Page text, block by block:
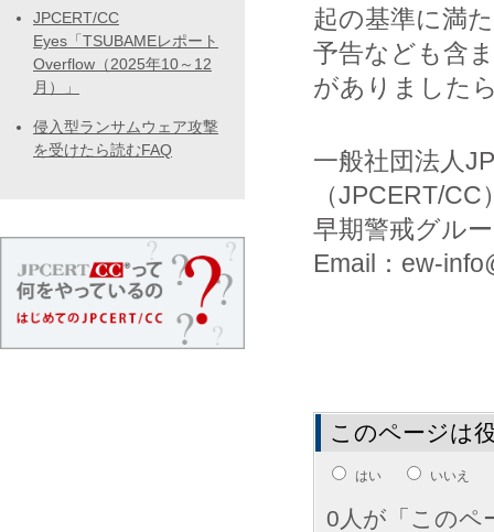
起の基準に満
予告なども含
がありました
一般社団法人
（JPCERT/CC
早期警戒グル
Email：ew-
このページは
はい いいえ
0人が「このペ
JPCERT/CC
Eyes「TSUBAMEレポート
Overflow（2025年10～12
月）」
侵入型ランサムウェア攻撃
を受けたら読むFAQ